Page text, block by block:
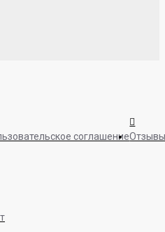
соглашение